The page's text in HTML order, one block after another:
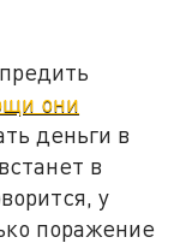
они
деньги в
в
у
поражение